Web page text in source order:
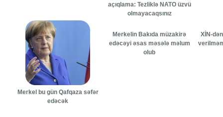
açıqlama: Tezliklə NATO üzvü
olmayacaqsınız
Merkel bu gün Qafqaza səfər
edəcək
Merkelin Bakıda müzakirə
edəcəyi əsas məsələ məlum
olub
XİN-